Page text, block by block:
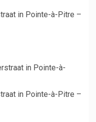
in Pointe-à-Pitre –
in Pointe-à-Pitre –